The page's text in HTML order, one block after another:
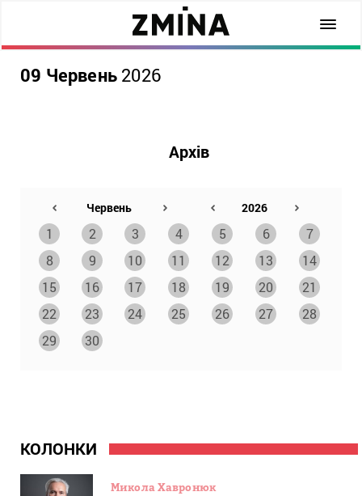
09 Червень 2026
КОЛОНКИ
Микола Хавронюк
Архів
1 2 3 4 5 6
7
8
9 10 11 12 13
14
15
16 17 18 19 20
21
22
23 24 25 26 27
28
29
30